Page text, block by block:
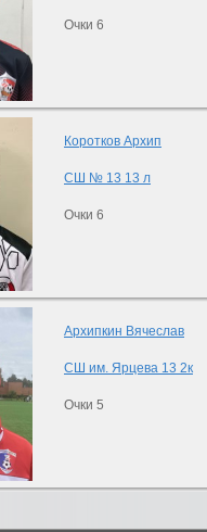
Очки 6
Коротков Архип
СШ № 13 13 л
Очки 6
Архипкин Вячеслав
СШ им. Ярцева 13 2к
Очки 5